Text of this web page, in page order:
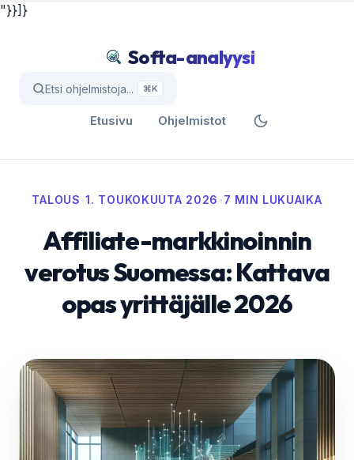
"}}]}
Softa-analyysi
Etsi ohjelmistoja... ⌘K
Etusivu Ohjelmistot
TALOUS•1. TOUKOKUUTA 2026•7 MIN LUKUAIKA
Affiliate-markkinoinnin
verotus Suomessa: Kattava
opas yrittäjälle 2026